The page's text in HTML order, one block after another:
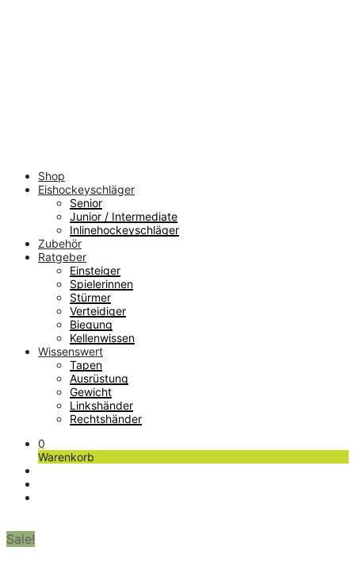
Shop
Eishockeyschläger
Senior
Junior / Intermediate
Inlinehockeyschläger
Zubehör
Ratgeber
Einsteiger
Spielerinnen
Stürmer
Verteidiger
Biegung
Kellenwissen
Wissenswert
Tapen
Ausrüstung
Gewicht
Linkshänder
Rechtshänder
0
Warenkorb
Sale!